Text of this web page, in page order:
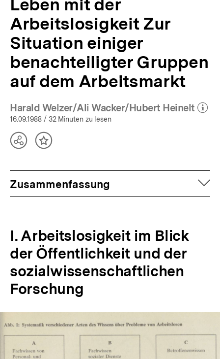
Leben mit der
Arbeitslosigkeit Zur
Situation einiger
benachteiligter Gruppen
auf dem Arbeitsmarkt
Harald Welzer/Ali Wacker/Hubert Heinelt
(Mehr zum Autor)
16.09.1988 / 32 Minuten zu lesen
TeilenInhalt
Zusammenfassung
I. Arbeitslosigkeit im Blick
der Öffentlichkeit und der
sozialwissenschaftlichen
Forschung